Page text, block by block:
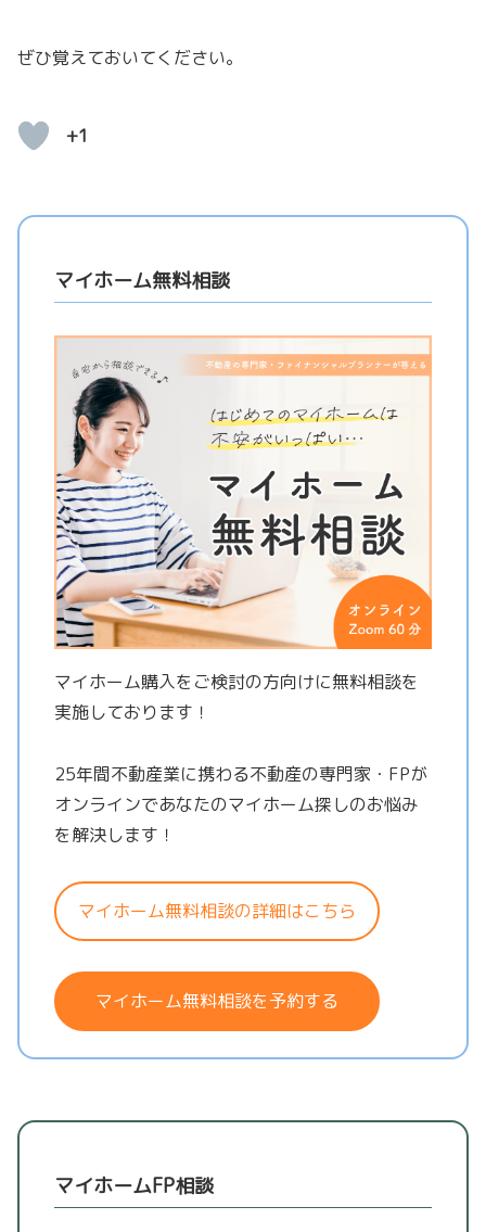
ぜひ覚えておいてください。
+1
マイホーム無料相談
マイホーム購入をご検討の方向けに無料相談を
実施しております！
25年間不動産業に携わる不動産の専門家・FPが
オンラインであなたのマイホーム探しのお悩み
を解決します！
マイホーム無料相談の詳細はこちら
マイホーム無料相談を予約する
マイホームFP相談